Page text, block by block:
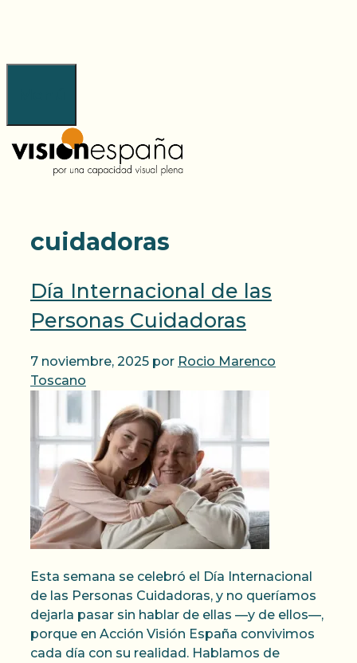
cuidadoras
Día Internacional de las
Personas Cuidadoras
7 noviembre, 2025 por Rocio Marenco
Toscano
Esta semana se celebró el Día Internacional
de las Personas Cuidadoras, y no queríamos
dejarla pasar sin hablar de ellas —y de ellos—,
porque en Acción Visión España convivimos
cada día con su realidad. Hablamos de